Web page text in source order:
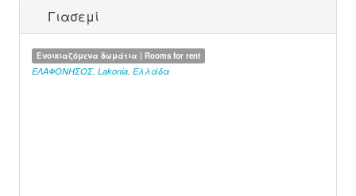
Γιασεμί
Ενοικιαζόμενα δωμάτια | Rooms for rent
ΕΛΑΦΟΝΗΣΟΣ, Lakonia Ελλάδα